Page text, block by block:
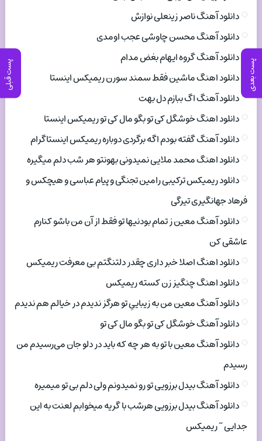
پست بعدی پست قبلی
دانلود آهنگ ناصر زینعلی نوازش
دانلود آهنگ محسن چاوشی عجب اومدی
دانلود آهنگ گروه ایهام بغض مدام
دانلود اهنگ ماشین فقط سمند سورن ریمیکس اینستا
دانلود آهنگ اگ ببازم دل بهت
دانلود اهنگ خوشگل کی تو بگو مال کی تو ریمیکس اینستا
دانلود آهنگ گفته بودم اگه برگردی دوباره ریمیکس اینستاگرام
دانلود اهنگ محمد ملایی نمیدونی بهونتو هر شب دلم میگیره
دانلود ریمیکس ترکیبی رامین تجنگی و پیام عباسی و هیچکس و
فرهاد جهانگیری تیرگی
دانلود آهنگ معین ز تمام بودنیها تو فقط از آن من باشو کنارم
عاشقی کن
دانلود اهنگ اصلا خبر داری چقدر دلتنگتم بی معرفت ریمیکس
دانلود اهنگ چنگیز زن کسته ریمیکس
دانلود آهنگ معین من به زیباییِ تو هرگز ندیدم در خیالم هم ندیدم
دانلود آهنگ خوشگل کی تو بگو مال کی تو
دانلود آهنگ معین با تو به هر چه که باید در دلو جان می‌رسیدم من
رسیدم
دانلود آهنگ بیدل برزویی تو رو نمیدونم ولی دلم بی تو میمیره
دانلود آهنگ بیدل برزویی هرشب با گریه میخوابم لعنت به این
جدایی ~ ریمیکس